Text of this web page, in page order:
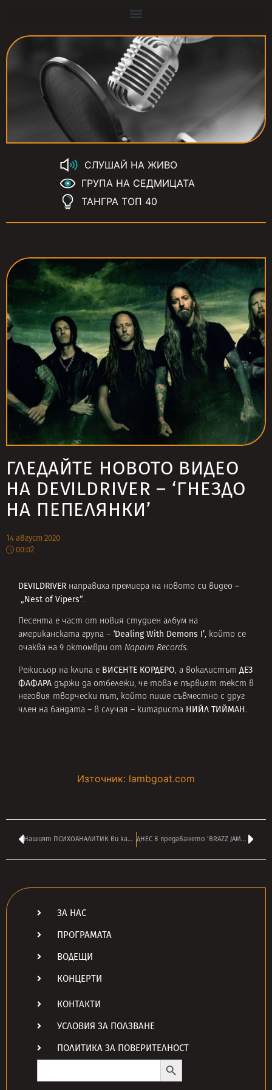
СЛУШАЙ НА ЖИВО
ГРУПА НА СЕДМИЦАТА
ТАНГРА ТОП 40
ГЛЕДАЙТЕ НОВОТО ВИДЕО
НА DEVILDRIVER – ‘ГНЕЗДО
НА ПЕПЕЛЯНКИ’
14 август 2020
00:02
DEVILDRIVER направиха премиера на новото си видео –
„Nest of Vipers“.
Песента е част от новия студиен албум на
американската група – ‘Dealing With Demons I’, който се
очаква на 9 октомври от Napalm Records.
Режисьор на клипа е ВИСЕНТЕ КОРДЕРО, а вокалистът ДЕЗ
ФАФАРА държи да отбележи, че това е първият текст в
неговия творчески път, който пише съвместно с друг
член на бандата – в случая – китариста НИЙЛ ТИЙМАН.
Източник: lambgoat.com
Нашият ПСИХОАНАЛИТИК ви кани на интересно КИНО СЪПРЕЖИВЯВАНЕ ДНЕС в предаването ‘BRAZZ JAMBOREE’ на ВИЛИ СТОЯНОВ от 14:00
ЗА НАС
ПРОГРАМАТА
ВОДЕЩИ
КОНЦЕРТИ
КОНТАКТИ
УСЛОВИЯ ЗА ПОЛЗВАНЕ
ПОЛИТИКА ЗА ПОВЕРИТЕЛНОСТ
Search
Search Button